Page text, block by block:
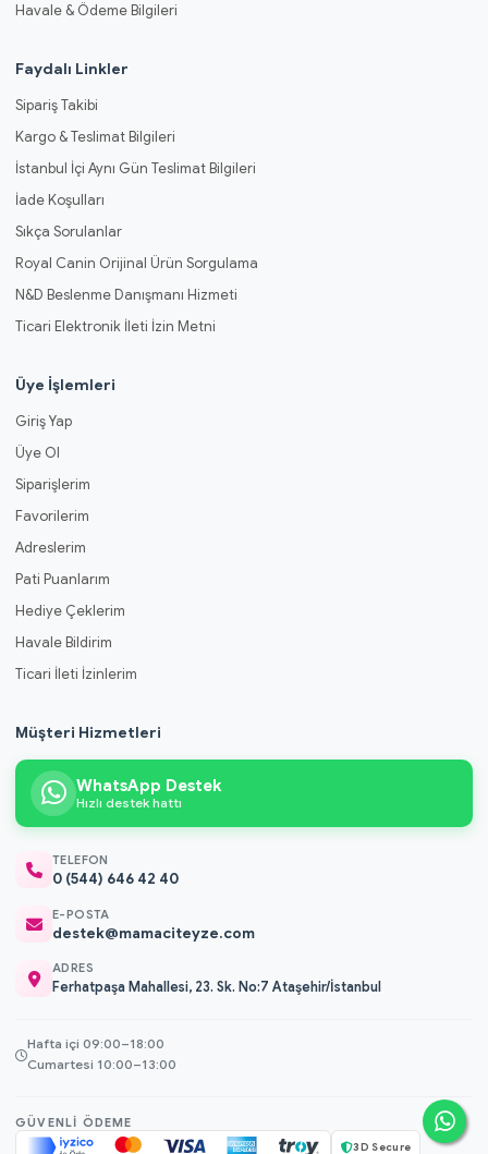
Havale & Ödeme Bilgileri
Faydalı Linkler
Sipariş Takibi
Kargo & Teslimat Bilgileri
İstanbul İçi Aynı Gün Teslimat Bilgileri
İade Koşulları
Sıkça Sorulanlar
Royal Canin Orijinal Ürün Sorgulama
N&D Beslenme Danışmanı Hizmeti
Ticari Elektronik İleti İzin Metni
Üye İşlemleri
Giriş Yap
Üye Ol
Siparişlerim
Favorilerim
Adreslerim
Pati Puanlarım
Hediye Çeklerim
Havale Bildirim
Ticari İleti İzinlerim
Müşteri Hizmetleri
WhatsApp Destek
Hızlı destek hattı
TELEFON
0 (544) 646 42 40
E-POSTA
destek@mamaciteyze.com
ADRES
Ferhatpaşa Mahallesi, 23. Sk. No:7 Ataşehir/İstanbul
Hafta içi 09:00–18:00
Cumartesi 10:00–13:00
GÜVENLI ÖDEME
3D Secure